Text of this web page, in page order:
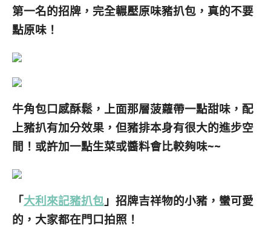
第一名的招牌，完全輾壓原味豬扒包，真的不要
點原味！
牛角包口感酥鬆 ，上面那層菠蘿帶一點甜味，配
上豬扒有加分效果，但豬排本身有很大的進步空
間！或許加一點生菜或醬料會比較夠味~~
「大利來記豬扒包 」招牌吉祥物的小豬，蠻可愛
的，大家都在門口拍照！